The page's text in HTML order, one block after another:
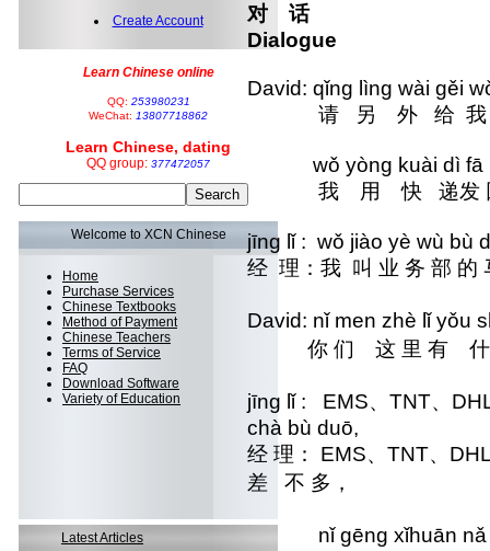
Create Account
Learn Chinese online
QQ: 253980231
WeChat: 13807718862
Learn Chinese, dating
QQ group: 377472057
Welcome to XCN Chinese
Home
Purchase Services
Chinese Textbooks
Method of Payment
Chinese Teachers
Terms of Service
FAQ
Download Software
Variety of Education
Latest Articles
对 话
Dialogue
David: qǐng lìng wài gěi
请 另 外 给 我
wǒ yòng kuài dì fā
我 用 快 递发 回
jīng lǐ : wǒ jiào yè wù bù
经 理：我 叫 业 务
David: nǐ men zhè lǐ yǒu
你 们 这 里 有 什
jīng lǐ : EMS、TNT、
chà bù duō,
经 理： EMS、TNT、
差 不 多，
nǐ gēng xǐhuān nǎ